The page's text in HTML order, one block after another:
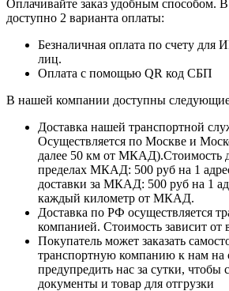
Оплачивайте заказ удобным способом.
доступно 2 варианта оплаты:
Безналичная оплата по счету
лиц.
Оплата с помощью QR код СБП
В нашей компании доступны
Доставка нашей транспортной
Осуществляется по Москве и
далее 50 км от МКАД).Стоимость
пределах МКАД: 500 руб на 1
доставки за МКАД: 500 руб на 1
каждый километр от МКАД.
Доставка по РФ осуществляется
компанией. Стоимость зависит от
Покупатель может заказать
транспортную компанию к нам на
предупредить нас за сутки, чтобы
документы и товар для отгрузки